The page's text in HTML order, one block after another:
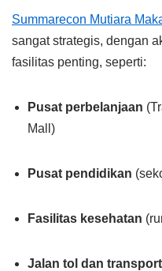
Summarecon Mutiara
sangat strategis, dengan
fasilitas penting, seperti:
Pusat perbelanjaan
Mall)
Pusat pendidikan
Fasilitas kesehatan
Jalan tol dan